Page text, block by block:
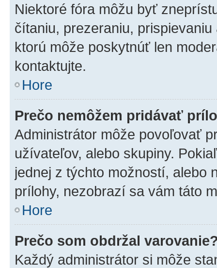
Niektoré fóra môžu byť
čítaniu, prezeraniu,
ktorú môže poskytnúť len
kontaktujte.
Hore
Prečo nemôžem pridávať
Administrátor môže povoľovať
užívateľov, alebo skupiny.
jednej z týchto možností, alebo
prílohy, nezobrazí sa vám táto
Hore
Prečo som obdržal
Každý administrátor si môže